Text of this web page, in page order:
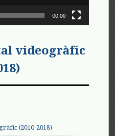
00:00
videogràfic
(2010-2018)